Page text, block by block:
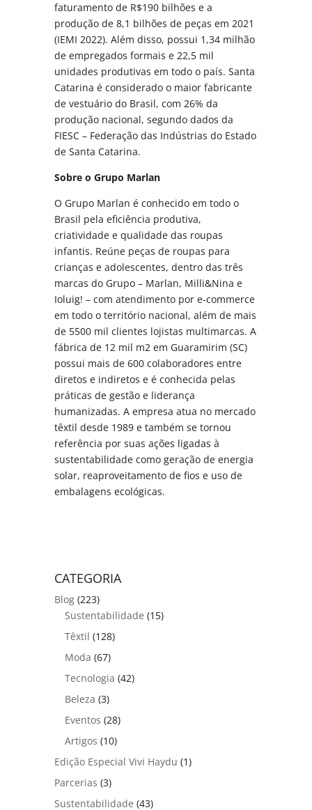
faturamento de R$190 bilhões e a
produção de 8,1 bilhões de peças em 2021
(IEMI 2022). Além disso, possui 1,34 milhão
de empregados formais e 22,5 mil
unidades produtivas em todo o país. Santa
Catarina é considerado o maior fabricante
de vestuário do Brasil, com 26% da
produção nacional, segundo dados da
FIESC – Federação das Indústrias do Estado
de Santa Catarina.
Sobre o Grupo Marlan
O Grupo Marlan é conhecido em todo o
Brasil pela eficiência produtiva,
criatividade e qualidade das roupas
infantis. Reúne peças de roupas para
crianças e adolescentes, dentro das três
marcas do Grupo – Marlan, Milli&Nina e
Ioluig! – com atendimento por e-commerce
em todo o território nacional, além de mais
de 5500 mil clientes lojistas multimarcas. A
fábrica de 12 mil m2 em Guaramirim (SC)
possui mais de 600 colaboradores entre
diretos e indiretos e é conhecida pelas
práticas de gestão e liderança
humanizadas. A empresa atua no mercado
têxtil desde 1989 e também se tornou
referência por suas ações ligadas à
sustentabilidade como geração de energia
solar, reaproveitamento de fios e uso de
embalagens ecológicas.
CATEGORIA
Blog (223)
Sustentabilidade (15)
Têxtil (128)
Moda (67)
Tecnologia (42)
Beleza (3)
Eventos (28)
Artigos (10)
Edição Especial Vivi Haydu (1)
Parcerias (3)
Sustentabilidade (43)